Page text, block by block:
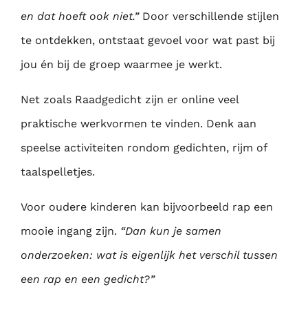
en dat hoeft ook niet.” Door verschillende stijlen
te ontdekken, ontstaat gevoel voor wat past bij
jou én bij de groep waarmee je werkt.
Net zoals Raadgedicht zijn er online veel
praktische werkvormen te vinden. Denk aan
speelse activiteiten rondom gedichten, rijm of
taalspelletjes.
Voor oudere kinderen kan bijvoorbeeld rap een
mooie ingang zijn. “Dan kun je samen
onderzoeken: wat is eigenlijk het verschil tussen
een rap en een gedicht?”